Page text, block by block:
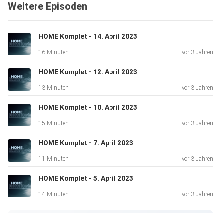
Weitere Episoden
HOME Komplet - 14. April 2023
16 Minuten vor 3 Jahren
HOME Komplet - 12. April 2023
13 Minuten vor 3 Jahren
HOME Komplet - 10. April 2023
15 Minuten vor 3 Jahren
HOME Komplet - 7. April 2023
11 Minuten vor 3 Jahren
HOME Komplet - 5. April 2023
14 Minuten vor 3 Jahren